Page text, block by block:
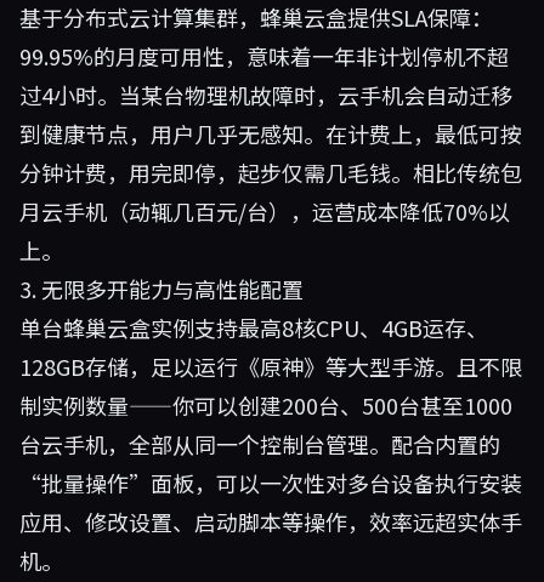
基于分布式云计算集群，蜂巢云盒提供SLA保障：
99.95%的月度可用性，意味着一年非计划停机不超
过4小时。当某台物理机故障时，云手机会自动迁移
到健康节点，用户几乎无感知。在计费上，最低可按
分钟计费，用完即停，起步仅需几毛钱。相比传统包
月云手机（动辄几百元/台），运营成本降低70%以
上。
3. 无限多开能力与高性能配置
单台蜂巢云盒实例支持最高8核CPU、4GB运存、
128GB存储，足以运行《原神》等大型手游。且不限
制实例数量——你可以创建200台、500台甚至1000
台云手机，全部从同一个控制台管理。配合内置的
“批量操作”面板，可以一次性对多台设备执行安装
应用、修改设置、启动脚本等操作，效率远超实体手
机。